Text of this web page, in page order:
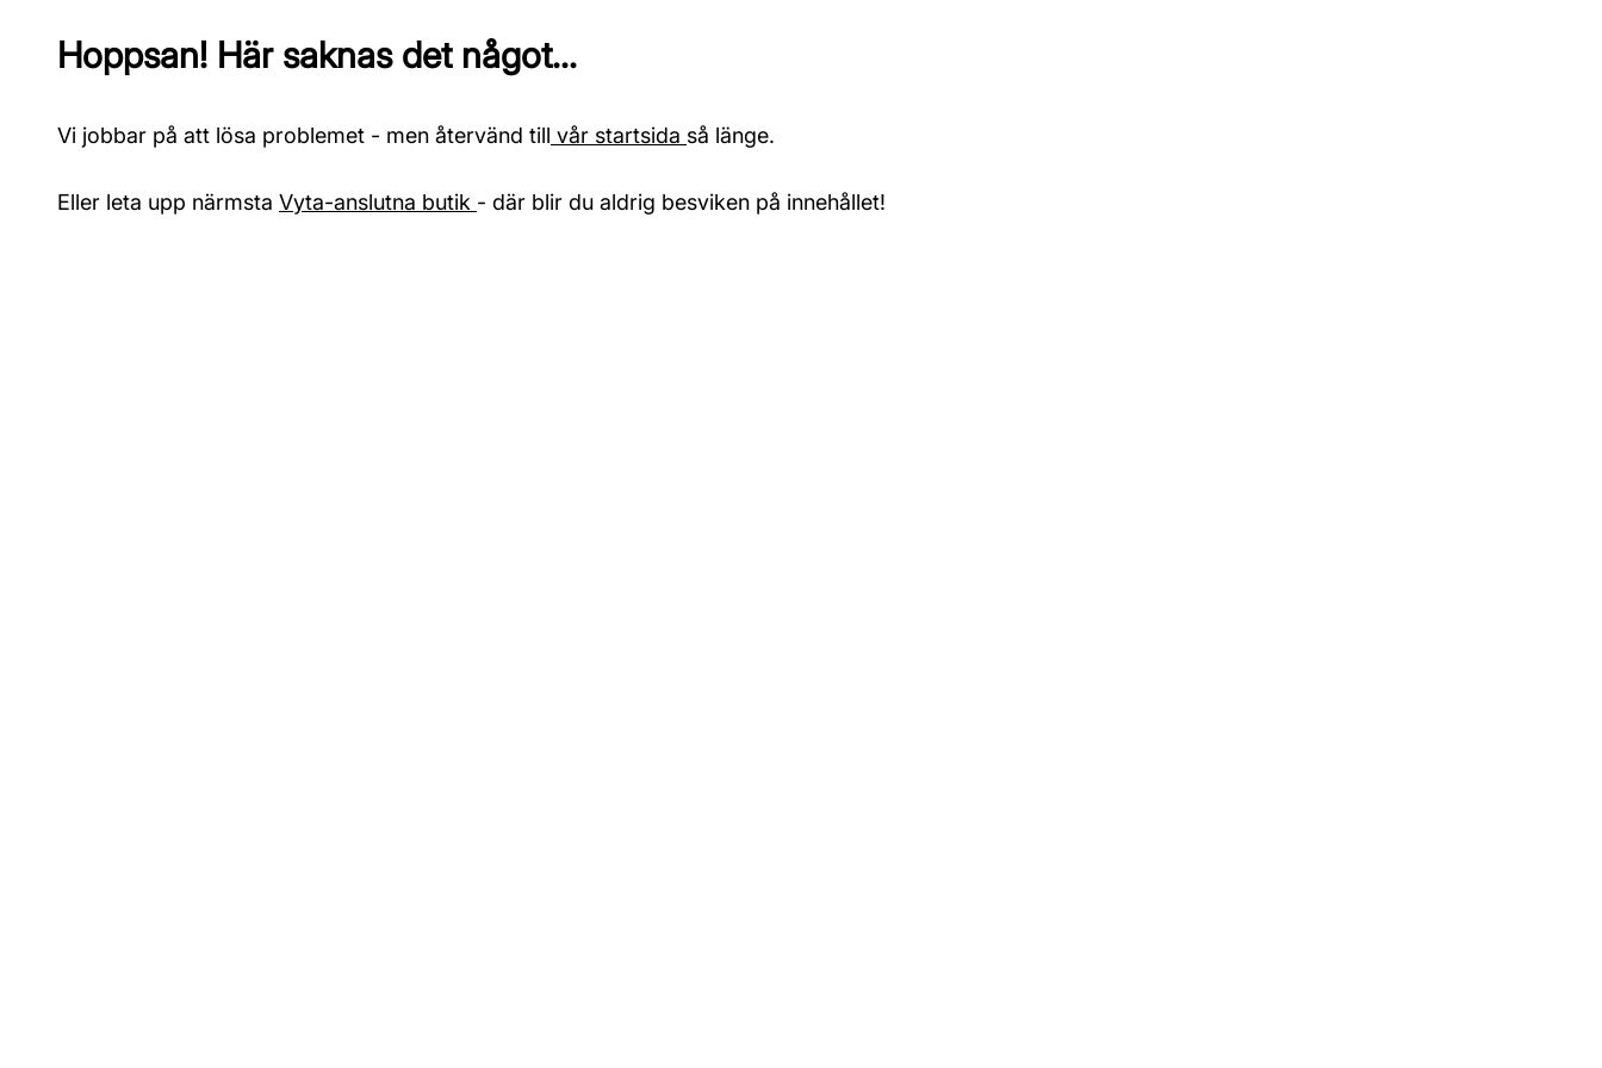
Hoppsan! Här saknas det något...
Vi jobbar på att lösa problemet - men återvänd till vår startsida så länge.
Eller leta upp närmsta Vyta-anslutna butik - där blir du aldrig besviken på innehållet!